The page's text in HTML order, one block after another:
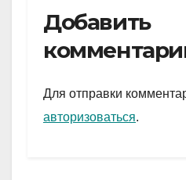
e
gr
a
m
er
s
A
p
Добавить
Для отправки
авторизоваться.